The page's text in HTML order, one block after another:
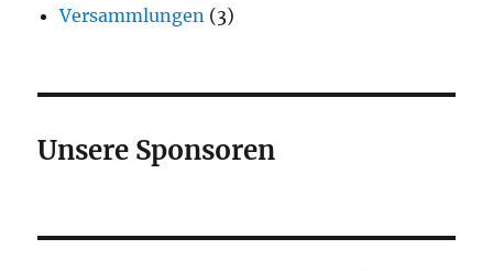
Versammlungen (3)
Unsere Sponsoren